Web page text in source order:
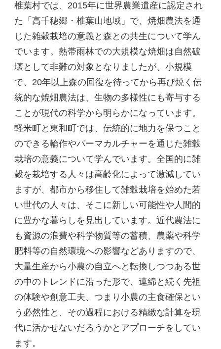
椎葉村では、2015年に世界農業遺産に認定され
た「高千穂郷・椎葉山地域」で、焼畑農法を通
じた雑穀栽培の意義と森との共生について学ん
でいます。熱帯雨林での大規模な焼畑は自然破
壊として非難の対象となりましたが、小規模
で、20年以上森の回復を待ってから再び焼く伝
統的な焼畑農法は、生物の多様性にも寄与する
ことが現代の科学から明らかになっています。
軽米町と東和町では、伝統的に地力を保つこと
のできる輪作やパーマカルチャーを通じた雑穀
栽培の意義について学んでいます。全国的に雑
穀を栽培する人々は高齢化によって激減してい
ますが、都市から移住して雑穀栽培を始めた若
い世代の人々は、そこに新しい可能性や人間的
に豊かな暮らしを見出しています。近代農法に
も資源の浪費や科学物質等の蓄積、農薬や科学
肥料等の自然環境への影響などありますので、
大量生産から小農の自立へと転換しつつある世
の中のトレンドに沿った形で、連綿と続く先祖
の体験や創意工夫、つまり小農の主食確保とい
う必然性と、その過程における精緻な計算を現
代に活かせないだろうかとアプローチをしてい
ます。